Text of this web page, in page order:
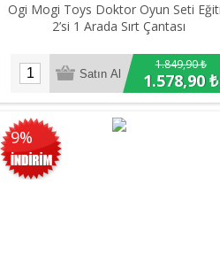
Ogi Mogi Toys Doktor Oyun Seti
2’si 1 Arada Sırt Çantası
1.849,90 ₺
1.578,90 ₺
9%